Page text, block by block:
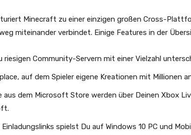
Minecraft zu einer einzigen großen Cross-
miteinander verbindet. Einige Features in der
riesigen Community-Servern mit einer Vielzahl
auf dem Spieler eigene Kreationen mit Millionen
aus dem Microsoft Store werden über Deinen Xbox
spielst Du auf Windows 10 PC und